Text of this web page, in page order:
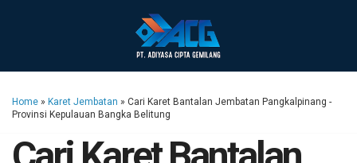
Home » Karet Jembatan » Cari Karet Bantalan Jembatan Pangkalpinang -
Provinsi Kepulauan Bangka Belitung